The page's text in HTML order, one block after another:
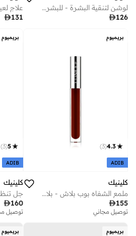
لوشن لتنقية البشرة - للبشرة المختلطة والدهنية 200 مل
126
علاج
131
بريميوم
4.3
(
3
)
ADIB
كلينيك
ملمع الشفاه بوب بلاش - بلاك هني
155
توصيل مجاني
بريميوم
5
(
3
)
ADIB
كلينيك
160
توصيل
بريميوم بريميوم